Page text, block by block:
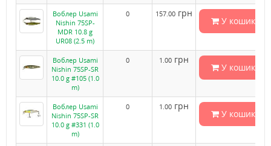
Воблер Usami
Nishin 75SP-
MDR 10.8 g
UR08 (2.5 m)
0 157.00 грн
У кошик
Воблер Usami
Nishin 75SP-SR
10.0 g #105 (1.0
m)
0 1.00 грн
У кошик
Воблер Usami
Nishin 75SP-SR
10.0 g #331 (1.0
m)
0 1.00 грн
У кошик